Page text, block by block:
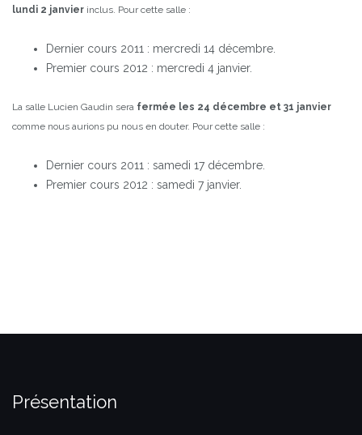
lundi 2 janvier inclus. Pour cette salle :
Dernier cours 2011 : mercredi 14 décembre.
Premier cours 2012 : mercredi 4 janvier.
La salle Lucien Gaudin sera fermée les 24 décembre et 31 janvier
comme nous aurions pu nous en douter. Pour cette salle :
Dernier cours 2011 : samedi 17 décembre.
Premier cours 2012 : samedi 7 janvier.
Présentation